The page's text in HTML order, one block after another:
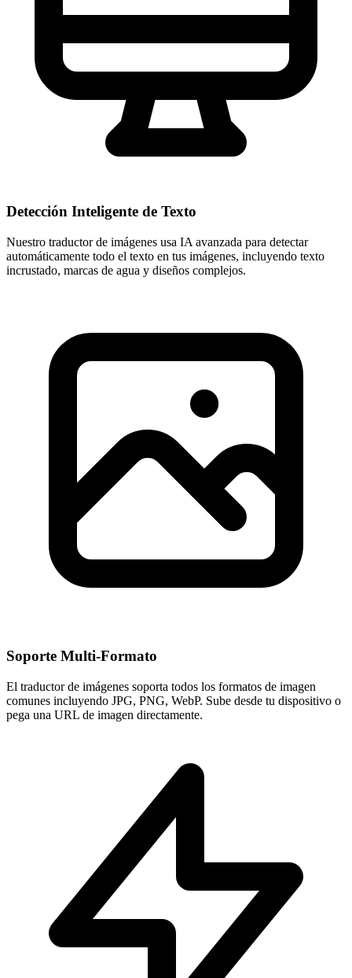
Detección Inteligente de Texto
Nuestro traductor de imágenes usa IA avanzada para detectar
automáticamente todo el texto en tus imágenes, incluyendo texto
incrustado, marcas de agua y diseños complejos.
Soporte Multi-Formato
El traductor de imágenes soporta todos los formatos de imagen
comunes incluyendo JPG, PNG, WebP. Sube desde tu dispositivo o
pega una URL de imagen directamente.